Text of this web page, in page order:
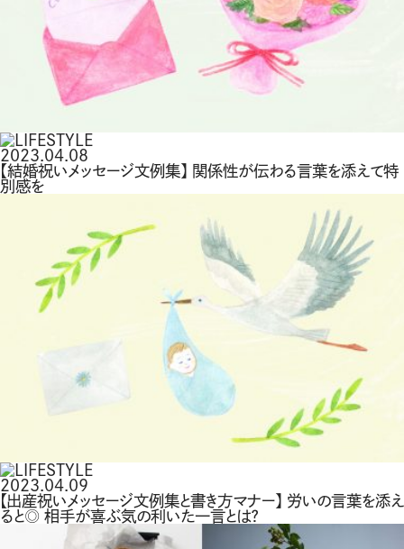
2023.04.08
【結婚祝いメッセージ文例集】 関係性が伝わる言葉を添えて特
別感を
2023.04.09
【出産祝いメッセージ文例集と書き方マナー】 労いの言葉を添え
ると◎ 相手が喜ぶ気の利いた一言とは？